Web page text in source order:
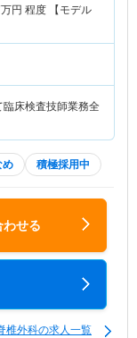
万円 程度 【モデル
臨床検査技師業務全
め 積極採用中
わせる
椎外科の求人一覧